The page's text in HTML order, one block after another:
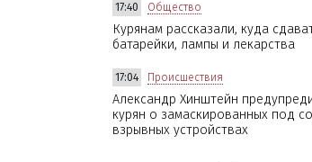
17:40 Общество
Курянам рассказали, куда
батарейки, лампы и лекарства
17:04 Происшествия
Александр Хинштейн
курян о замаскированных под
взрывных устройствах